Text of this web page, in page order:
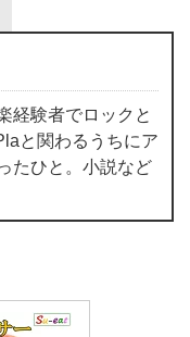
経験者でロックと
と関わるうちにア
たひと。小説など